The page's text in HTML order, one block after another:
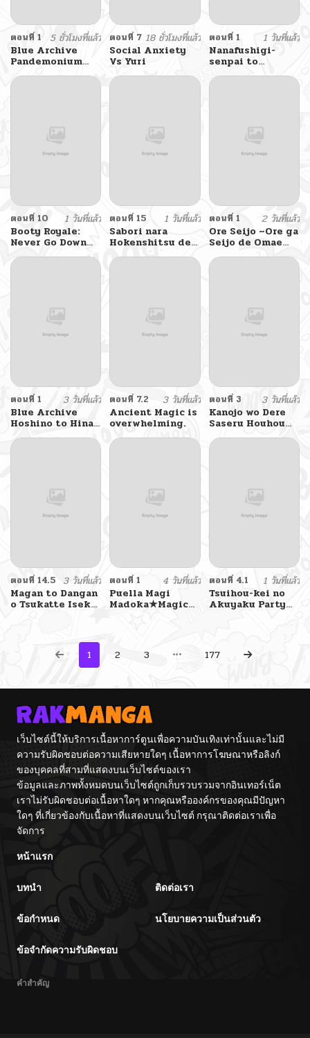
ตอนที่ 1
5 ชั่วโมงที่แล้ว
Blue Archive
Pandemonium
Vacation By
Hayashiya
ตอนที่ 7 18 ชั่วโมงที่แล้ว
Social Anxiety
Vs Yuri
ตอนที่ 1
1 วันที่แล้ว
Nanafushigi-
senpai to
Tetsujin-kun
ตอนที่ 10
1 วันที่แล้ว
Booty Royale:
Never Go Down
Without A Fight!
ตอนที่ 15
1 วันที่แล้ว
Sabori nara
Hokenshitsu de
Douzo?
ตอนที่ 1
2 วันที่แล้ว
Ore Seijo ~Ore ga
Seijo de Omae
Akuyaku Reijou
Saikyou Tag
ตอนที่ 1
3 วันที่แล้ว
Blue Archive
Hoshino to Hina
ga Sensei ni
masseji sareru
ตอนที่ 7.2
3 วันที่แล้ว
Ancient Magic is
overwhelming.
ตอนที่ 3
3 วันที่แล้ว
Kanojo wo Dere
Saseru Houhou
wo, Shourai
Kekkon suru Ore
ตอนที่ 14.5 3 วันที่แล้ว
Magan to Dangan
o Tsukatte Isekai
ตอนที่ 1
4 วันที่แล้ว
Puella Magi
Madoka★Magica
ตอนที่ 4.1
1 วันที่แล้ว
Tsuihou-kei no
Akuyaku Party
Sareru Mae ni
Jibun o Tsuihou
“Steal” tte
1 2 3 177
เว็บไซต์นี้ให้บริการเนื้อหาการ์ตูนเพื่อความบันเทิงเท่านั้นและไม่มี
ความรับผิดชอบต่อความเสียหายใดๆ เนื้อหาการโฆษณาหรือลิงก์
ของบุคคลที่สามที่แสดงบนเว็บไซต์ของเรา
ข้อมูลและภาพทั้งหมดบนเว็บไซต์ถูกเก็บรวบรวมจากอินเทอร์เน็ต
เราไม่รับผิดชอบต่อเนื้อหาใดๆ หากคุณหรือองค์กรของคุณมีปัญหา
ใดๆ ที่เกี่ยวข้องกับเนื้อหาที่แสดงบนเว็บไซต์ กรุณาติดต่อเราเพื่อ
จัดการ
หน้าแรก
บทนำ ติดต่อเรา
ข้อกำหนด นโยบายความเป็นส่วนตัว
ข้อจำกัดความรับผิดชอบ
คำสำคัญ